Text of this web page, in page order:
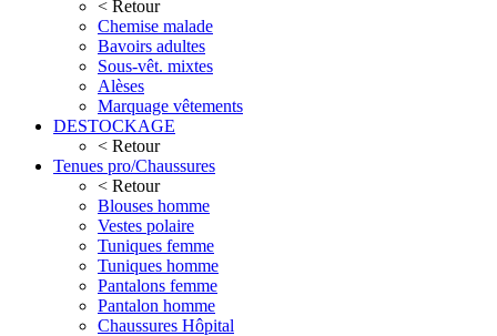
< Retour
Chemise malade
Bavoirs adultes
Sous-vêt. mixtes
Alèses
Marquage vêtements
DESTOCKAGE
< Retour
Tenues pro/Chaussures
< Retour
Blouses homme
Vestes polaire
Tuniques femme
Tuniques homme
Pantalons femme
Pantalon homme
Chaussures Hôpital